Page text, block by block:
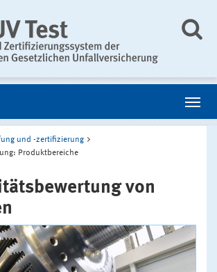
und -zertifizierung
Produktbereiche
von